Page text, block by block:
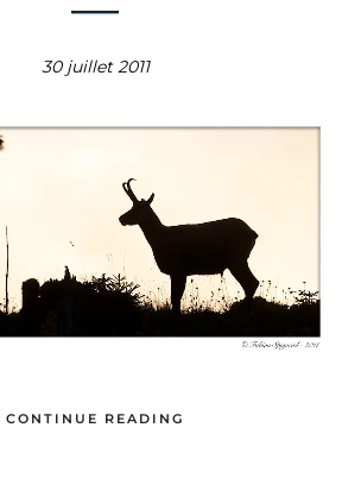
30 juillet 2011
CONTINUE READING